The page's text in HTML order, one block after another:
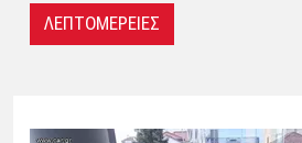
ΛΕΠΤΟΜΕΡΕΙΕΣ